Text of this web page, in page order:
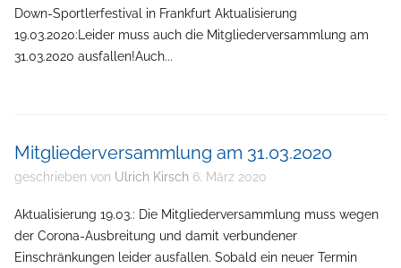
Down-Sportlerfestival in Frankfurt Aktualisierung
19.03.2020:Leider muss auch die Mitgliederversammlung am
31.03.2020 ausfallen!Auch...
Mitgliederversammlung am 31.03.2020
geschrieben von Ulrich Kirsch 6. März 2020
Aktualisierung 19.03.: Die Mitgliederversammlung muss wegen
der Corona-Ausbreitung und damit verbundener
Einschränkungen leider ausfallen. Sobald ein neuer Termin